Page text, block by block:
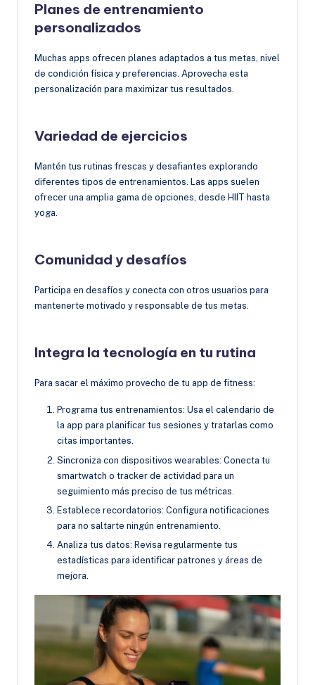
Planes de entrenamiento
personalizados
Muchas apps ofrecen planes adaptados a tus metas, nivel
de condición física y preferencias. Aprovecha esta
personalización para maximizar tus resultados.
Variedad de ejercicios
Mantén tus rutinas frescas y desafiantes explorando
diferentes tipos de entrenamientos. Las apps suelen
ofrecer una amplia gama de opciones, desde HIIT hasta
yoga.
Comunidad y desafíos
Participa en desafíos y conecta con otros usuarios para
mantenerte motivado y responsable de tus metas.
Integra la tecnología en tu rutina
Para sacar el máximo provecho de tu app de fitness:
Programa tus entrenamientos: Usa el calendario de
la app para planificar tus sesiones y tratarlas como
citas importantes.
Sincroniza con dispositivos wearables: Conecta tu
smartwatch o tracker de actividad para un
seguimiento más preciso de tus métricas.
Establece recordatorios: Configura notificaciones
para no saltarte ningún entrenamiento.
Analiza tus datos: Revisa regularmente tus
estadísticas para identificar patrones y áreas de
mejora.